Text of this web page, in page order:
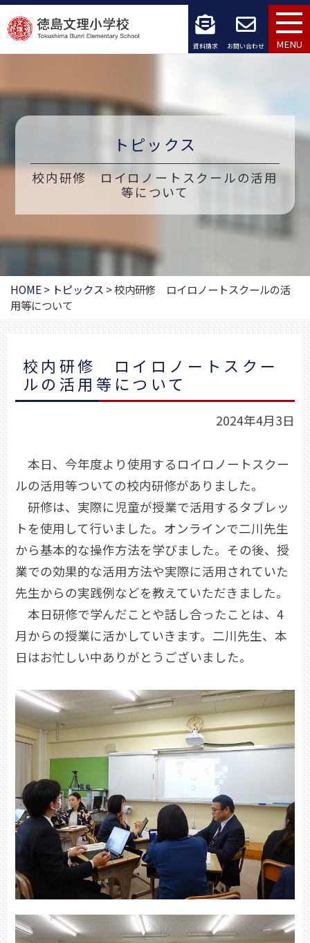
コ
ン
ン
ツ
ス
資料請求 お問い合わせ MENU
トピックス
校内研修 ロイロノートスクールの活用
等について
HOME> トピックス >校内研修 ロイロノートスクールの活
用等について
校内研修 ロイロノートスクー
ルの活用等について
2024年4月3日
本日、今年度より使用するロイロノートスクー
ルの活用等ついての校内研修がありました。
研修は、実際に児童が授業で活用するタブレッ
トを使用して行いました。オンラインで二川先生
から基本的な操作方法を学びました。その後、授
業での効果的な活用方法や実際に活用されていた
先生からの実践例などを教えていただきました。
本日研修で学んだことや話し合ったことは、4
月からの授業に活かしていきます。二川先生、本
日はお忙しい中ありがとうございました。